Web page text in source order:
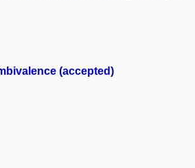
(accepted)